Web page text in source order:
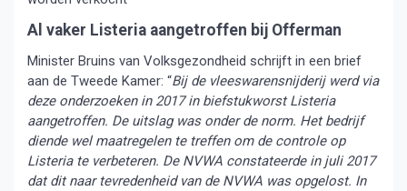
Al vaker Listeria aangetroffen bij Offerman
Minister Bruins van Volksgezondheid schrijft in een brief
aan de Tweede Kamer: “Bij de vleeswarensnijderij werd via
deze onderzoeken in 2017 in biefstukworst Listeria
aangetroffen. De uitslag was onder de norm. Het bedrijf
diende wel maatregelen te treffen om de controle op
Listeria te verbeteren. De NVWA constateerde in juli 2017
dat dit naar tevredenheid van de NVWA was opgelost. In